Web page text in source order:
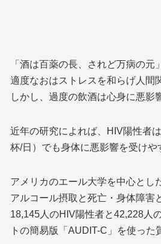
「酒は百薬の長、されど万病の
適度なおはストレスを和らげ人間
しかし、過度の飲酒は心身に悪影
近年の研究によれば、HIV陽性者
杯/日）でも身体に悪影響を受けや
アメリカのエール大学を中心とし
アルコール摂取と死亡・身体障害
18,145人のHIV陽性者と42,228人
トの簡易版「AUDIT-C」を使った